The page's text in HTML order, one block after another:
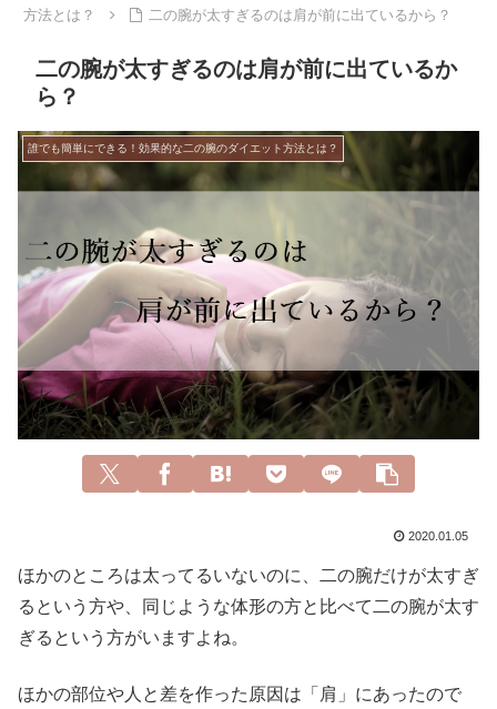
方法とは？
二の腕が太すぎるのは肩が前に出ているから？
二の腕が太すぎるのは肩が前に出ているか
ら？
誰でも簡単にできる！効果的な二の腕のダイエット方法とは？
2020.01.05
ほかのところは太ってるいないのに、二の腕だけが太すぎ
るという方や、同じような体形の方と比べて二の腕が太す
ぎるという方がいますよね。
ほかの部位や人と差を作った原因は「肩」にあったので